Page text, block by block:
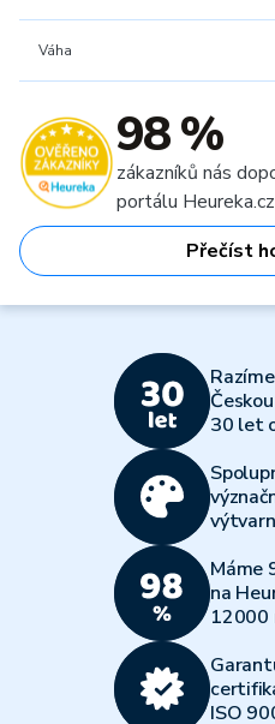
Váha
98 %
zákazníků nás
portálu Heureka.cz
Přečíst
30 let
Máme
na
12000
ISO